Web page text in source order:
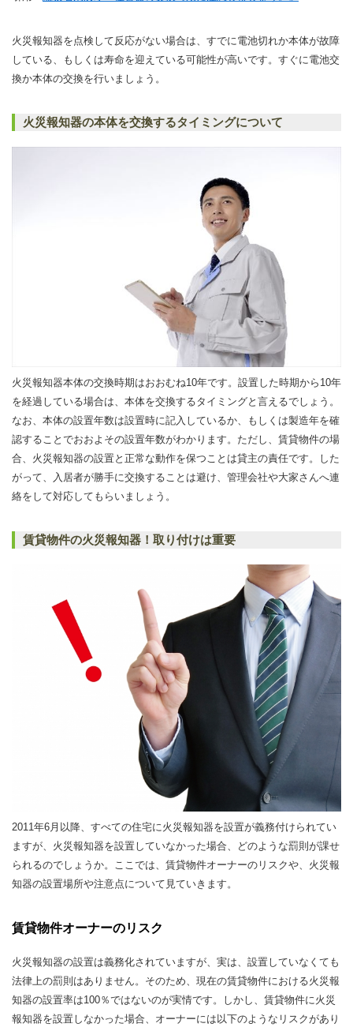
火災報知器を点検して反応がない場合は、すでに電池切れか本体が故障
している、もしくは寿命を迎えている可能性が高いです。すぐに電池交
換か本体の交換を行いましょう。
火災報知器の本体を交換するタイミングについて
火災報知器本体の交換時期はおおむね10年です。設置した時期から10年
を経過している場合は、本体を交換するタイミングと言えるでしょう。
なお、本体の設置年数は設置時に記入しているか、もしくは製造年を確
認することでおおよその設置年数がわかります。ただし、賃貸物件の場
合、火災報知器の設置と正常な動作を保つことは貸主の責任です。した
がって、入居者が勝手に交換することは避け、管理会社や大家さんへ連
絡をして対応してもらいましょう。
賃貸物件の火災報知器！取り付けは重要
2011年6月以降、すべての住宅に火災報知器を設置が義務付けられてい
ますが、火災報知器を設置していなかった場合、どのような罰則が課せ
られるのでしょうか。ここでは、賃貸物件オーナーのリスクや、火災報
知器の設置場所や注意点について見ていきます。
賃貸物件オーナーのリスク
火災報知器の設置は義務化されていますが、実は、設置していなくても
法律上の罰則はありません。そのため、現在の賃貸物件における火災報
知器の設置率は100％ではないのが実情です。しかし、賃貸物件に火災
報知器を設置しなかった場合、オーナーには以下のようなリスクがあり